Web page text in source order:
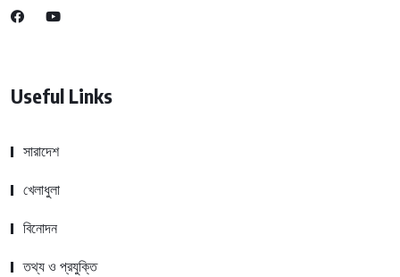
Useful Links
সারাদেশ
খেলাধুলা
বিনোদন
তথ্য ও প্রযুক্তি